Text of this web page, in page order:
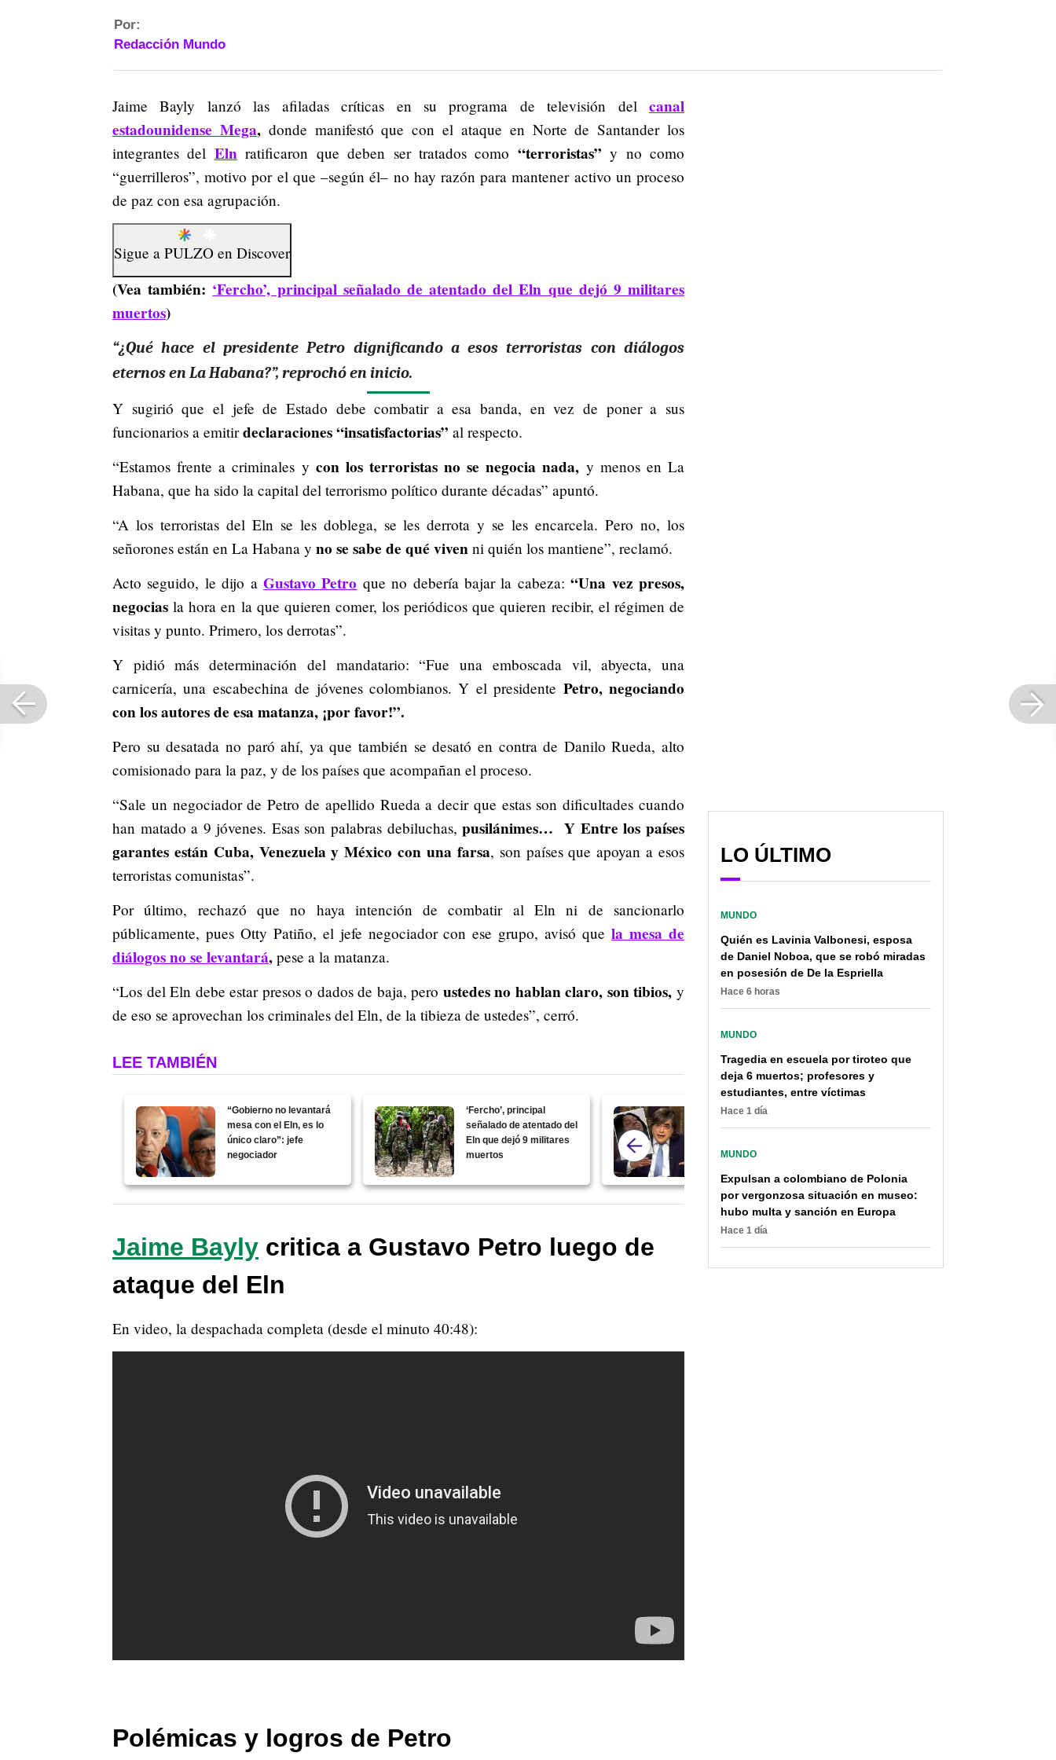
Por:
Redacción Mundo
Jaime Bayly lanzó las afiladas críticas en su programa de televisión del canal
estadounidense Mega, donde manifestó que con el ataque en Norte de Santander los
integrantes del Elnratificaron que deben ser tratados como “terroristas” y no como
“guerrilleros”, motivo por el que –según él– no hay razón para mantener activo un proceso
de paz con esa agrupación.
Sigue a PULZO en Discover
(Vea también: ‘Fercho’, principal señalado de atentado del Eln que dejó 9 militares
muertos)
“¿Qué hace el presidente Petro dignificando a esos terroristas con diálogos
eternos en La Habana?”, reprochó en inicio.
Y sugirió que el jefe de Estado debe combatir a esa banda, en vez de poner a sus
funcionarios a emitirdeclaraciones “insatisfactorias” al respecto.
“Estamos frente a criminales y con los terroristas no se negocia nada, y menos en La
Habana, que ha sido la capital del terrorismo político durante décadas” apuntó.
“A los terroristas del Eln se les doblega, se les derrota y se les encarcela. Pero no, los
señorones están en La Habana y no se sabe de qué viven ni quién los mantiene”, reclamó.
Acto seguido, le dijo a Gustavo Petro que no debería bajar la cabeza:“Una vez presos,
negociasla hora en la que quieren comer, los periódicos que quieren recibir, el régimen de
visitas y punto. Primero, los derrotas”.
Y pidió más determinación del mandatario: “Fue una emboscada vil, abyecta, una
carnicería, una escabechina de jóvenes colombianos. Y el presidente Petro, negociando
con los autores de esa matanza, ¡por favor!”.
Pero su desatada no paró ahí, ya que también se desató en contra de Danilo Rueda, alto
comisionado para la paz, y de los países que acompañan el proceso.
“Sale un negociador de Petro de apellido Rueda a decir que estas son dificultades cuando
han matado a 9 jóvenes. Esas son palabras debiluchas,pusilánimes… Y Entre los países
garantes están Cuba, Venezuela y México con una farsa, son países que apoyan a esos
terroristas comunistas”.
Por último, rechazó que no haya intención de combatir al Eln ni de sancionarlo
públicamente, pues Otty Patiño, el jefe negociador con ese grupo, avisó quela mesa de
diálogos no se levantará, pese a la matanza.
“Los del Eln debe estar presos o dados de baja, pero ustedes no hablan claro, son tibios, y
de eso se aprovechan los criminales del Eln, de la tibieza de ustedes”, cerró.
LEE TAMBIÉN
“Gobierno no levantará
mesa con el Eln, es lo
único claro”: jefe
negociador
‘Fercho’, principal
señalado de atentado del
Eln que dejó 9 militares
muertos
“Botaratas, la plata no
es suya”: Bayly, a
viajes en helicóptero
Jaime Bayly critica a Gustavo Petro luego de
ataque del Eln
En video, la despachada completa (desde el minuto 40:48):
Polémicas y logros de Petro
LO ÚLTIMO
MUNDO
Quién es Lavinia Valbonesi, esposa
de Daniel Noboa, que se robó miradas
en posesión de De la Espriella
Hace 6 horas
MUNDO
Tragedia en escuela por tiroteo que
deja 6 muertos; profesores y
estudiantes, entre víctimas
Hace 1 día
MUNDO
Expulsan a colombiano de Polonia
por vergonzosa situación en museo:
hubo multa y sanción en Europa
Hace 1 día